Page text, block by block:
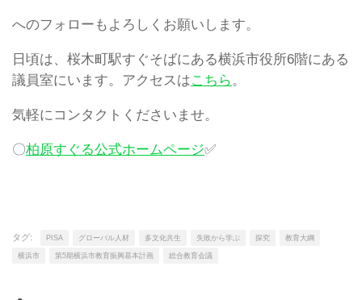
へのフォローもよろしくお願いします。
日頃は、桜木町駅すぐそばにある横浜市役所6階にある
議員室にいます。アクセスはこちら。
気軽にコンタクトくださいませ。
〇柏原すぐる公式ホームページ✅
タグ: PISA グローバル人材 多文化共生 失敗から学ぶ 探究 教育大綱
横浜市 第5期横浜市教育振興基本計画 総合教育会議